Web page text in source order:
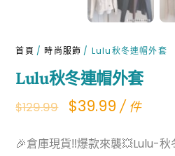
首頁 / 時尚服飾 / Lulu秋冬連帽外套
Lulu秋冬連帽外套
$129.99
Original
was:
$39.99Current
is:
/ 件
🎉倉庫現貨‼爆款來襲💥Lulu-秋